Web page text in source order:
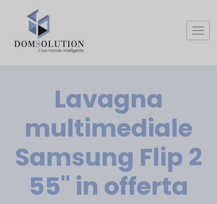
Lavagna
multimediale
Samsung Flip 2
55" in offerta